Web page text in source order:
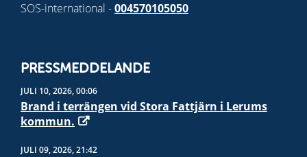
SOS-international -004570105050
PRESSMEDDELANDE
JULI 10, 2026, 00:06
Brand i terrängen vid Stora Fattjärn i Lerums
kommun.
JULI 09, 2026, 21:42